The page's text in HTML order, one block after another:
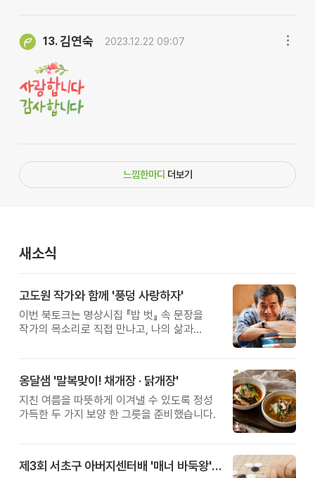
13.김연숙 2023.12.22 09:07
느낌한마디 더보기
새소식
고도원 작가와 함께 '풍덩 사랑하자'
이번 북토크는 명상시집 『밥 벗』 속 문장을
작가의 목소리로 직접 만나고, 나의 삶과
옹달샘 '말복맞이! 채개장 · 닭개장'
지친 여름을 따뜻하게 이겨낼 수 있도록 정성
가득한 두 가지 보양 한 그릇을 준비했습니다.
제3회 서초구 아버지센터배 '매너 바둑왕' 대회